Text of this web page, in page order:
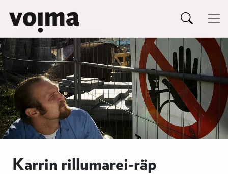
Siirry sisältöön
Päävalikko
Karrin rillumarei-räp